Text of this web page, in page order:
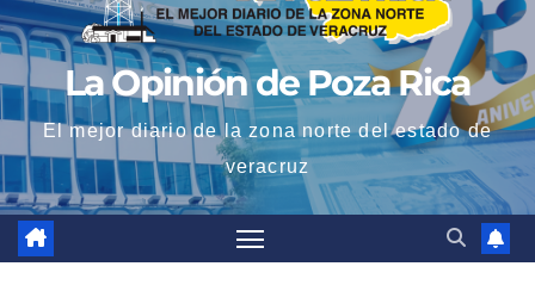
La Opinión de Poza Rica
El mejor diario de la zona norte del estado de
veracruz